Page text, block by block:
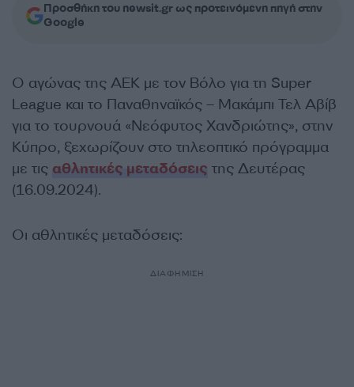
Προσθήκη του newsit.gr ως προτεινόμενη πηγή στην
Google
Ο αγώνας της ΑΕΚ με τον Βόλο για τη Super
League και το Παναθηναϊκός – Μακάμπι Τελ Αβίβ
για το τουρνουά «Νεόφυτος Χανδριώτης», στην
Κύπρο, ξεχωρίζουν στο τηλεοπτικό πρόγραμμα
με τις αθλητικές μεταδόσεις της Δευτέρας
(16.09.2024).
Οι αθλητικές μεταδόσεις:
ΔΙΑΦΗΜΙΣΗ